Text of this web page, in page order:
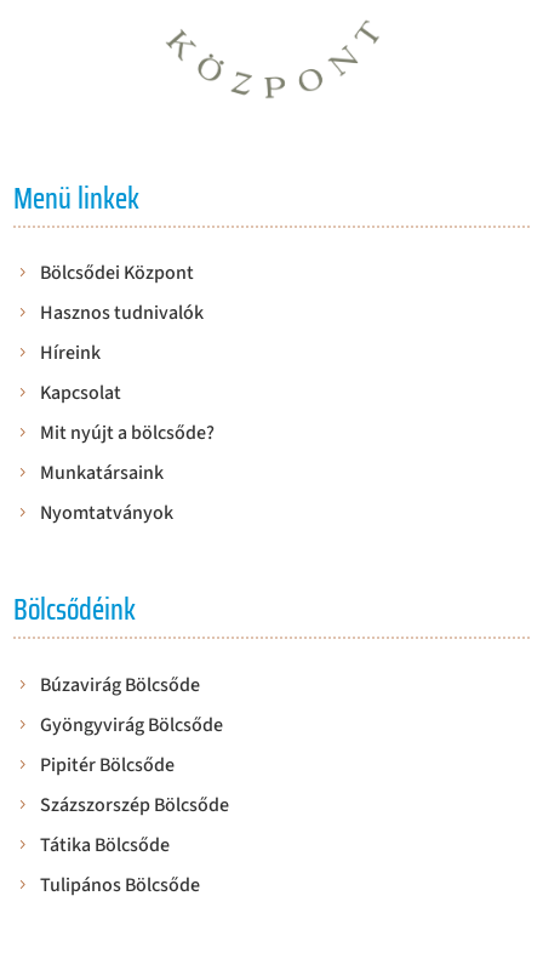
Menü linkek
Bölcsődei Központ
Hasznos tudnivalók
Híreink
Kapcsolat
Mit nyújt a bölcsőde?
Munkatársaink
Nyomtatványok
Bölcsődéink
Búzavirág Bölcsőde
Gyöngyvirág Bölcsőde
Pipitér Bölcsőde
Százszorszép Bölcsőde
Tátika Bölcsőde
Tulipános Bölcsőde